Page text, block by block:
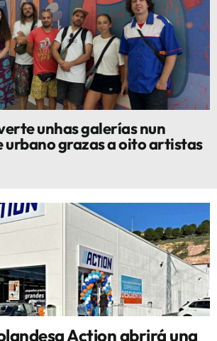
unhas galerías nun
urbano grazas a oito artistas
Action abrirá una